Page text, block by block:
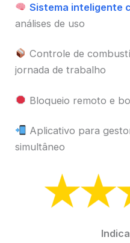
Sistema inteligente
análises de uso
Controle de
jornada de trabalho
Bloqueio remoto e
Aplicativo para
simultâneo